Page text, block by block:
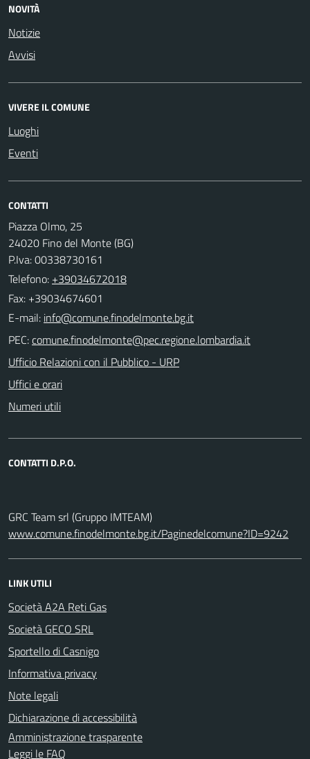
NOVITÀ
Notizie
Avvisi
VIVERE IL COMUNE
Luoghi
Eventi
CONTATTI
Piazza Olmo, 25
24020 Fino del Monte (BG)
P.Iva: 00338730161
Telefono: +39034672018
Fax: +39034674601
E-mail:
PEC:
Ufficio Relazioni con il Pubblico - URP
Uffici e orari
Numeri utili
CONTATTI D.P.O.
GRC Team srl (Gruppo IMTEAM)
www.comune.finodelmonte.bg.it/Paginedelcomune?ID=9242
LINK UTILI
Società A2A Reti Gas
Società GECO SRL
Sportello di Casnigo
Informativa privacy
Note legali
Dichiarazione di accessibilità
Amministrazione trasparente
Leggi le FAQ